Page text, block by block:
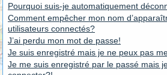
Pourquoi suis-je automatiquement
Comment empêcher mon nom
utilisateurs connectés?
J’ai perdu mon mot de passe!
Je suis enregistré mais je ne peux pas
Je me suis enregistré par le passé mais